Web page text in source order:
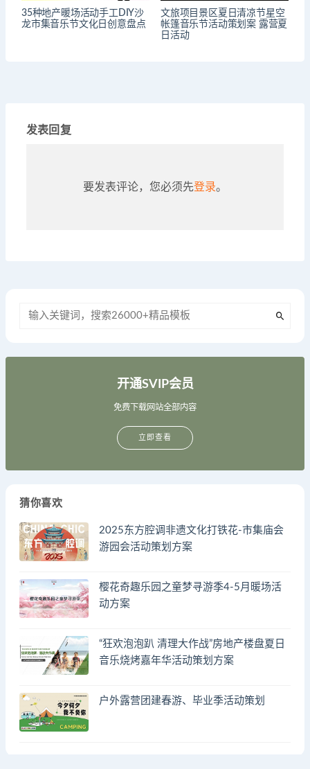
35种地产暖场活动手工DIY沙
龙市集音乐节文化日创意盘点
文旅项目景区夏日清凉节星空
帐篷音乐节活动策划案 露营夏
日活动
发表回复
要发表评论，您必须先登录。
开通SVIP会员
免费下载网站全部内容
立即查看
猜你喜欢
2025东方腔调非遗文化打铁花-市集庙会
游园会活动策划方案
樱花奇趣乐园之童梦寻游季4-5月暖场活
动方案
“狂欢泡泡趴 清理大作战”房地产楼盘夏日
音乐烧烤嘉年华活动策划方案
户外露营团建春游、毕业季活动策划